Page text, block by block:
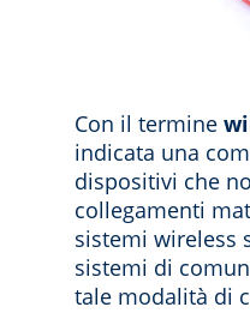
Con il termine
indicata una
dispositivi che
collegamenti
sistemi wireless
sistemi di
tale modalità di